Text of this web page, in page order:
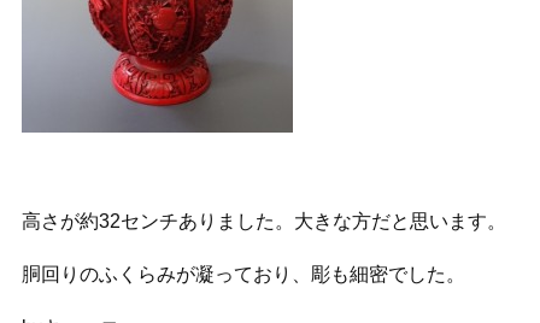
高さが約32センチありました。大きな方だと思います。
胴回りのふくらみが凝っており、彫も細密でした。